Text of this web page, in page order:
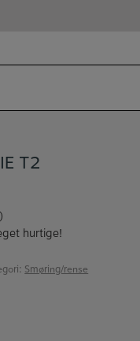
T2
hurtige!
Smøring/rense